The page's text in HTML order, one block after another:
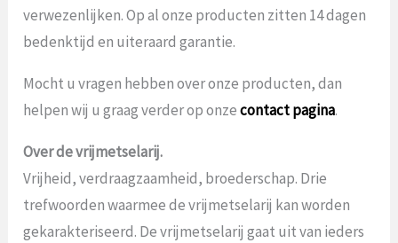
verwezenlijken. Op al onze producten zitten 14 dagen
bedenktijd en uiteraard garantie.
Mocht u vragen hebben over onze producten, dan
helpen wij u graag verder op onzecontact pagina.
Over de vrijmetselarij.
Vrijheid, verdraagzaamheid, broederschap. Drie
trefwoorden waarmee de vrijmetselarij kan worden
gekarakteriseerd. De vrijmetselarij gaat uit van ieders